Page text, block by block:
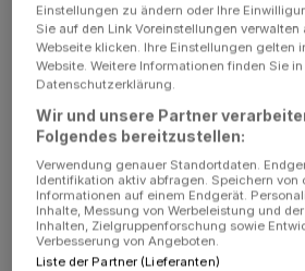
IRON ORDER 1919:
KAMPF UM DIE
In Iron Order 1919 spielst du auf
gegen andere Länder. Du kannst
oder alleine gegen deine
dafür brauchst du einen Plan. Dieser
Bereichen Ressourcen, Forschung,
Rekrutierung und Spionage. Wähle
der Bereiche du deine Ressourcen
Einstellungen zu ändern oder Ihre
Sie auf den Link Voreinstellungen verwalten
Webseite klicken. Ihre Einstellungen gelten
Website. Weitere Informationen finden Sie
Datenschutzerklärung.
Wir und unsere Partner
Folgendes bereitzustellen:
Verwendung genauer Standortdaten.
Identifikation aktiv abfragen. Speichern von
Informationen auf einem Endgerät.
Inhalte, Messung von Werbeleistung und
Inhalten, Zielgruppenforschung sowie
Verbesserung von Angeboten.
Liste der Partner (Lieferanten)